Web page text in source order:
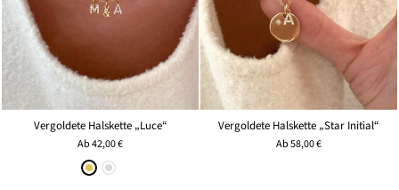
Vergoldete Halskette „Luce“
Ab42,00 €
Vergoldete Halskette „Star Initial“
Ab58,00 €